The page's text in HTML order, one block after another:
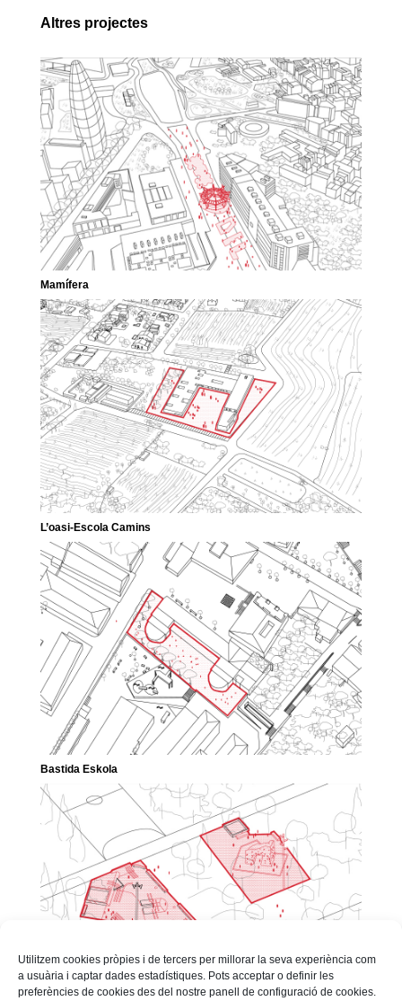
Utilitzem cookies pròpies i de tercers per millorar la seva experiència com
a usuària i captar dades estadístiques. Pots acceptar o definir les
preferències de cookies des del nostre panell de configuració de cookies.
Altres projectes
Mamífera
L’oasi-Escola Camins
Bastida Eskola